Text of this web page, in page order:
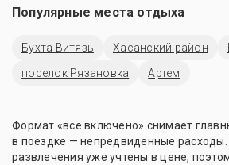
Популярные места отдыха
Бухта Витязь Хасанский район
поселок Рязановка
Артем
Формат «всё включено» снимает
в поездке — непредвиденные
развлечения уже учтены в цене,